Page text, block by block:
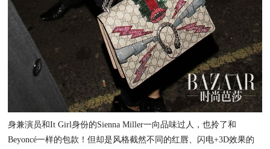
身兼演员和It Girl身份的Sienna Miller一向品味过人，也拎了和
Beyoncé一样的包款！但却是风格截然不同的红唇、闪电+3D效果的